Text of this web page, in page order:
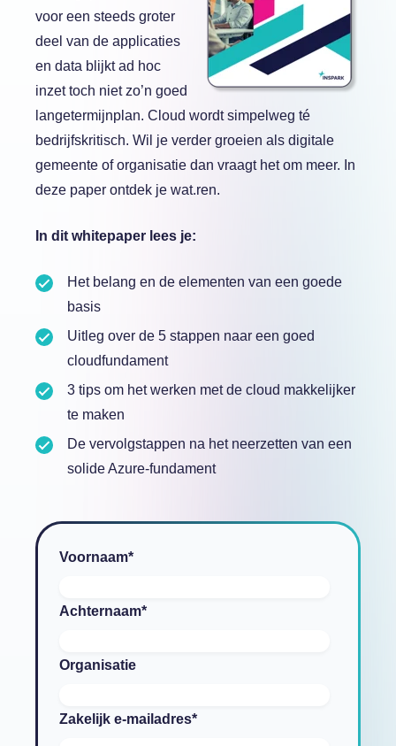
voor een steeds groter
deel van de applicaties
en data blijkt ad hoc
inzet toch niet zo’n goed
langetermijnplan. Cloud wordt simpelweg té
bedrijfskritisch. Wil je verder groeien als digitale
gemeente of organisatie dan vraagt het om meer. In
deze paper ontdek je wat.ren.
In dit whitepaper lees je:
Het belang en de elementen van een goede
basis
Uitleg over de 5 stappen naar een goed
cloudfundament
3 tips om het werken met de cloud makkelijker
te maken
De vervolgstappen na het neerzetten van een
solide Azure-fundament
Voornaam*
Achternaam*
Organisatie
Zakelijk e-mailadres*